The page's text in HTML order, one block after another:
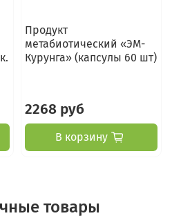
Продукт
метабиотический «ЭМ-
Курунга» (капсулы 60 шт)
2268 руб
В корзину
товары